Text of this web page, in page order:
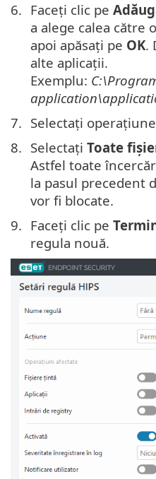
Faceți clic pe
a alege calea către
apoi apăsați pe OK.
alte aplicații.
Exemplu:
Selectați
Selectați Toate
Astfel toate
la pasul precedent
vor fi blocate.
Faceți clic pe
regula nouă.